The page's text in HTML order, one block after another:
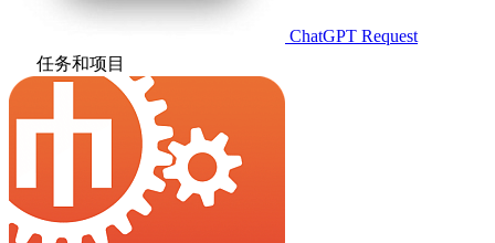
ChatGPT Request
任务和项目